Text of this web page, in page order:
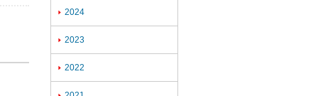
 2024
 2023
 2022